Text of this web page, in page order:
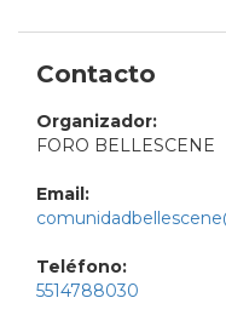
Contacto
Organizador:
FORO BELLESCENE
Email:
Teléfono:
5514788030